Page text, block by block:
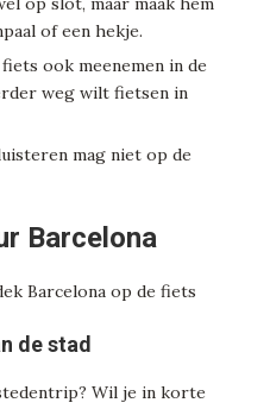
of een hekje.
ook meenemen in de
weg wilt fietsen in
mag niet op de
Barcelona
de stad
Wil je in korte